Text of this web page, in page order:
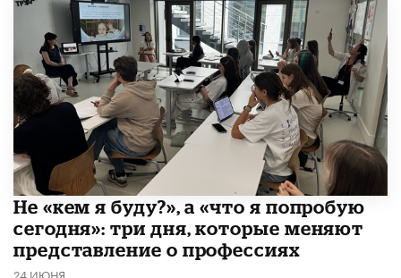
Не «кем я буду?», а «что я попробую
сегодня»: три дня, которые меняют
представление о профессиях
24 ИЮНЯ